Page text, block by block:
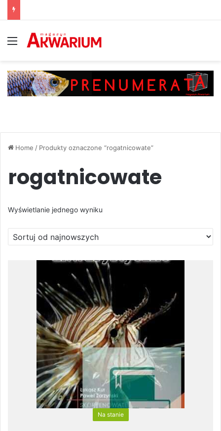
Menu
Home / Produkty oznaczone “rogatnicowate”
rogatnicowate
Wyświetlanie jednego wyniku
Na stanie